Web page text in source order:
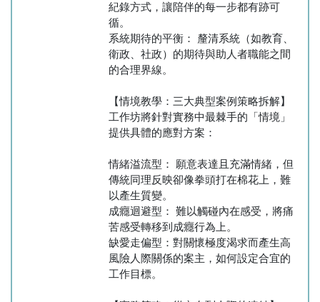
紀錄方式，讓陪伴的每一步都有跡可
循。
系統期待的平衡： 釐清系統（如教育、
衛政、社政）的期待與助人者職能之間
的合理界線。
【情境教學：三大典型案例策略拆解】
工作坊將針對實務中最棘手的「情境」
提供具體的應對方案：
情緒溢流型： 願意表達且充滿情緒，但
傳統同理反映卻像拳頭打在棉花上，難
以產生質變。
成癮迴避型： 難以觸碰內在感受，將痛
苦感受轉移到成癮行為上。
缺愛走偏型：對關懷極度渴求而產生高
風險人際關係的案主，如何設定合宜的
工作目標。